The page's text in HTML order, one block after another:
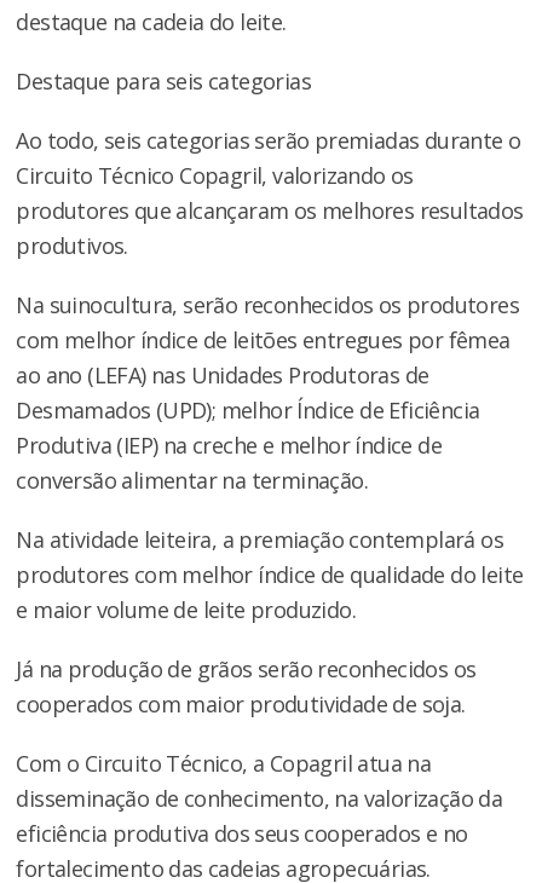
destaque na cadeia do leite.
Destaque para seis categorias
Ao todo, seis categorias serão premiadas durante o
Circuito Técnico Copagril, valorizando os
produtores que alcançaram os melhores resultados
produtivos.
Na suinocultura, serão reconhecidos os produtores
com melhor índice de leitões entregues por fêmea
ao ano (LEFA) nas Unidades Produtoras de
Desmamados (UPD); melhor Índice de Eficiência
Produtiva (IEP) na creche e melhor índice de
conversão alimentar na terminação.
Na atividade leiteira, a premiação contemplará os
produtores com melhor índice de qualidade do leite
e maior volume de leite produzido.
Já na produção de grãos serão reconhecidos os
cooperados com maior produtividade de soja.
Com o Circuito Técnico, a Copagril atua na
disseminação de conhecimento, na valorização da
eficiência produtiva dos seus cooperados e no
fortalecimento das cadeias agropecuárias.